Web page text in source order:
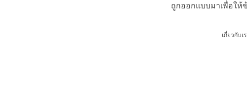
ถูกออกแบบมาเพื่อให้
เกี่ยวกับเ